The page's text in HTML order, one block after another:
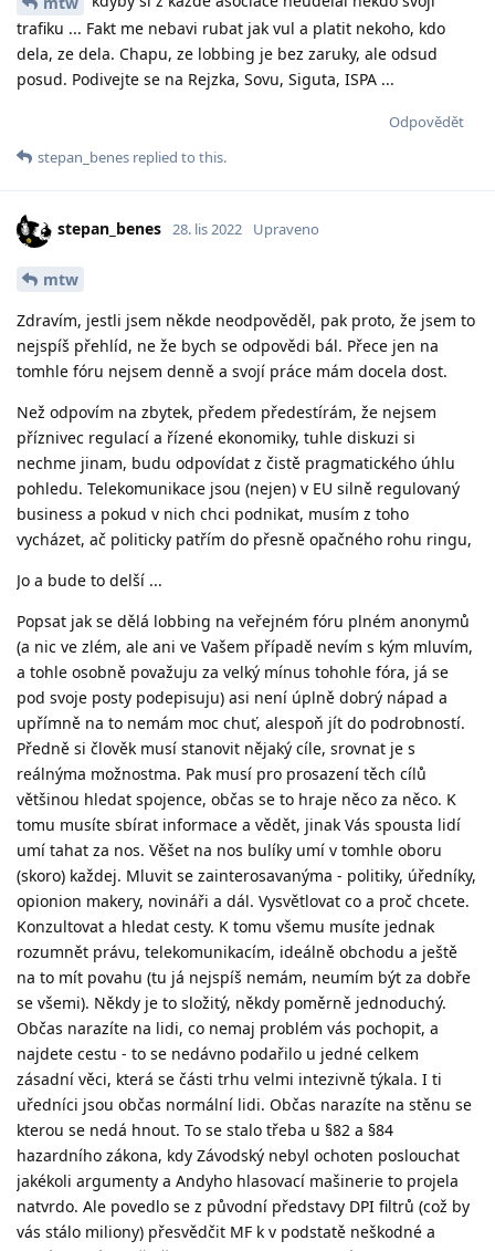
trafiku ... Fakt me nebavi rubat jak vul a platit nekoho, kdo
dela, ze dela. Chapu, ze lobbing je bez zaruky, ale odsud
posud. Podivejte se na Rejzka, Sovu, Siguta, ISPA ...
Odpovědět
stepan_benes replied to this.
stepan_benes 28. lis 2022 Upraveno
mtw
Zdravím, jestli jsem někde neodpověděl, pak proto, že jsem to
nejspíš přehlíd, ne že bych se odpovědi bál. Přece jen na
tomhle fóru nejsem denně a svojí práce mám docela dost.
Než odpovím na zbytek, předem předestírám, že nejsem
příznivec regulací a řízené ekonomiky, tuhle diskuzi si
nechme jinam, budu odpovídat z čistě pragmatického úhlu
pohledu. Telekomunikace jsou (nejen) v EU silně regulovaný
business a pokud v nich chci podnikat, musím z toho
vycházet, ač politicky patřím do přesně opačného rohu ringu,
Jo a bude to delší ...
Popsat jak se dělá lobbing na veřejném fóru plném anonymů
(a nic ve zlém, ale ani ve Vašem případě nevím s kým mluvím,
a tohle osobně považuju za velký mínus tohohle fóra, já se
pod svoje posty podepisuju) asi není úplně dobrý nápad a
upřímně na to nemám moc chuť, alespoň jít do podrobností.
Předně si člověk musí stanovit nějaký cíle, srovnat je s
reálnýma možnostma. Pak musí pro prosazení těch cílů
většinou hledat spojence, občas se to hraje něco za něco. K
tomu musíte sbírat informace a vědět, jinak Vás spousta lidí
umí tahat za nos. Věšet na nos bulíky umí v tomhle oboru
(skoro) každej. Mluvit se zainterosavanýma - politiky, úředníky,
opionion makery, novináři a dál. Vysvětlovat co a proč chcete.
Konzultovat a hledat cesty. K tomu všemu musíte jednak
rozumnět právu, telekomunikacím, ideálně obchodu a ještě
na to mít povahu (tu já nejspíš nemám, neumím být za dobře
se všemi). Někdy je to složitý, někdy poměrně jednoduchý.
Občas narazíte na lidi, co nemaj problém vás pochopit, a
najdete cestu - to se nedávno podařilo u jedné celkem
zásadní věci, která se části trhu velmi intezivně týkala. I ti
uředníci jsou občas normální lidi. Občas narazíte na stěnu se
kterou se nedá hnout. To se stalo třeba u §82 a §84
hazardního zákona, kdy Závodský nebyl ochoten poslouchat
jakékoli argumenty a Andyho hlasovací mašinerie to projela
natvrdo. Ale povedlo se z původní představy DPI filtrů (což by
vás stálo miliony) přesvědčit MF k v podstatě neškodné a